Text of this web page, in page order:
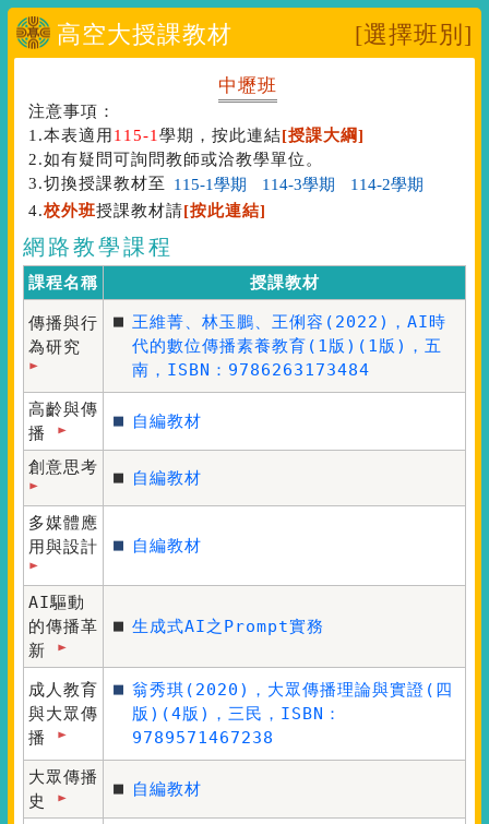
高空大授課教材 [選擇班別]
中壢班
注意事項：
1.本表適用 115-1 學期，按此連結[授課大綱]
2.如有疑問可詢問教師或洽教學單位。
3.切換授課教材至
4.校外班授課教材請[按此連結]
網路教學課程
課程名稱 授課教材
傳播與行
為研究
■ 王維菁、林玉鵬、王俐容(2022)， AI時
代的數位傳播素養教育(1版) (1版)，五
南，ISBN：9786263173484
高齡與傳
播
■ 自編教材
創意思考
■ 自編教材
多媒體應
用與設計
■ 自編教材
AI驅動
的傳播革
新
■ 生成式AI之Prompt實務
成人教育
與大眾傳
播
■ 翁秀琪(2020)， 大眾傳播理論與實證(四
版) (4版)，三民，ISBN：
9789571467238
大眾傳播
史
■ 自編教材